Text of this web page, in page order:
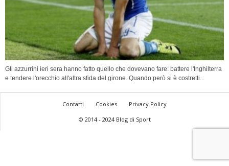
Gli azzurrini ieri sera hanno fatto quello che dovevano fare: battere l'Inghilterra
e tendere l'orecchio all'altra sfida del girone. Quando però si è costretti...
Contatti Cookies
Privacy Policy
© 2014 - 2024 Blog di Sport